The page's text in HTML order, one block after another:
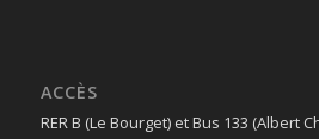
ACCÈS
RER B (Le Bourget) et Bus 133 (Albert